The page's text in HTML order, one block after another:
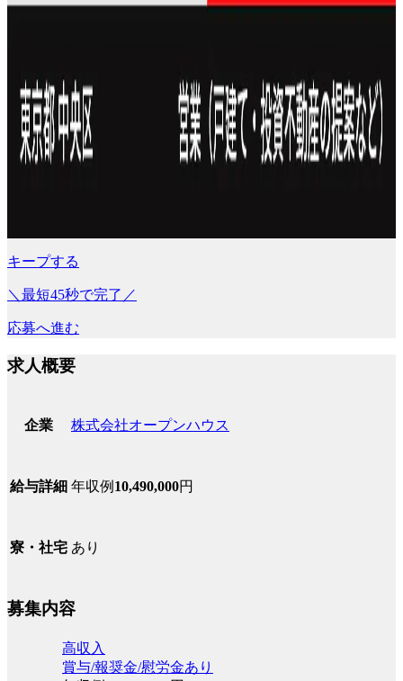
キープする
＼最短45秒で完了／
応募へ進む
求人概要
企業 株式会社オープンハウス
給与詳細 年収例 10,490,000円
寮・社宅 あり
募集内容
高収入
賞与/報奨金/慰労金あり